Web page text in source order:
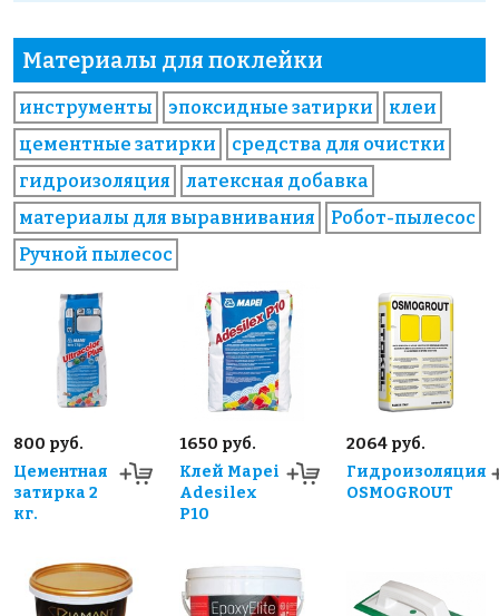
Материалы для поклейки
инструменты эпоксидные затирки
клеи
цементные затирки
средства для очистки
гидроизоляция
латексная добавка
материалы для выравнивания
Робот-пылесос
Ручной пылесос
800 руб.
Цементная
затирка 2
кг.
1650 руб.
Клей Mapei
Adesilex
P10
2064 руб.
Гидроизоляция
OSMOGROUT